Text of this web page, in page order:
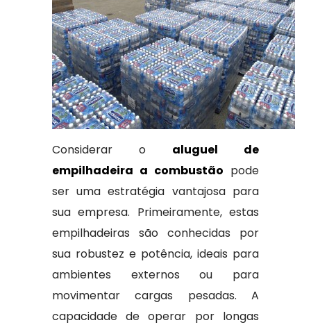
Considerar o aluguel de
empilhadeira a combustão pode
ser uma estratégia vantajosa para
sua empresa. Primeiramente, estas
empilhadeiras são conhecidas por
sua robustez e potência, ideais para
ambientes externos ou para
movimentar cargas pesadas. A
capacidade de operar por longas